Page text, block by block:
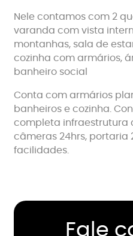
Nele contamos com 2
varanda com vista
montanhas, sala de
cozinha com armários,
banheiro social
Conta com armários
banheiros e cozinha.
completa infraestrutura
câmeras 24hrs, portaria
facilidades.
Fale